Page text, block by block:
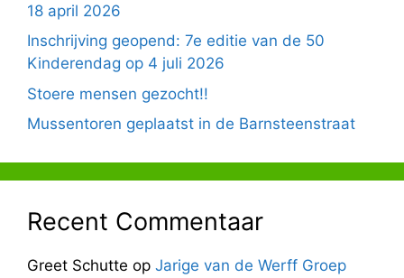
18 april 2026
Inschrijving geopend: 7e editie van de 50
Kinderendag op 4 juli 2026
Stoere mensen gezocht!!
Mussentoren geplaatst in de Barnsteenstraat
Recent Commentaar
Greet Schutte op Jarige van de Werff Groep